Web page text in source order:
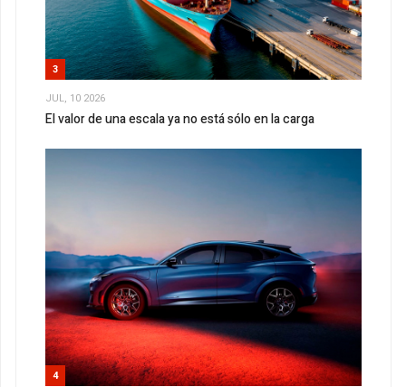
3
JUL, 10 2026
El valor de una escala ya no está sólo en la carga
4